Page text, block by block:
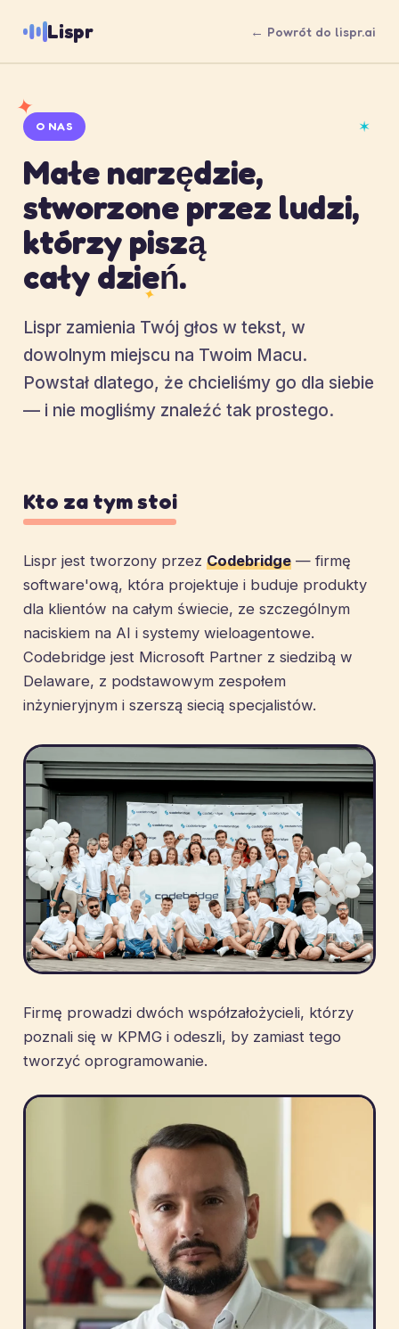
Lispr ← Powrót do lispr.ai
✦
✶
✦
O NAS
Małe narzędzie,
stworzone przez ludzi,
którzy piszą
cały dzień.
Lispr zamienia Twój głos w tekst, w
dowolnym miejscu na Twoim Macu.
Powstał dlatego, że chcieliśmy go dla siebie
— i nie mogliśmy znaleźć tak prostego.
Kto za tym stoi
Lispr jest tworzony przez Codebridge — firmę
software'ową, która projektuje i buduje produkty
dla klientów na całym świecie, ze szczególnym
naciskiem na AI i systemy wieloagentowe.
Codebridge jest Microsoft Partner z siedzibą w
Delaware, z podstawowym zespołem
inżynieryjnym i szerszą siecią specjalistów.
Firmę prowadzi dwóch współzałożycieli, którzy
poznali się w KPMG i odeszli, by zamiast tego
tworzyć oprogramowanie.